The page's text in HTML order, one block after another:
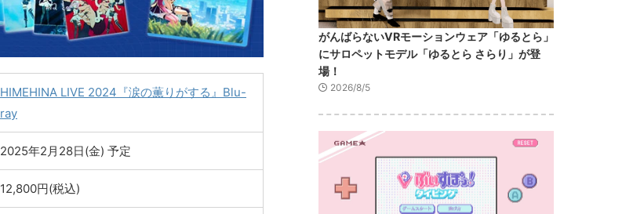
HIMEHINA LIVE 2024『涙の薫りがする』Blu-
ray
2025年2月28日(金) 予定
12,800円(税込)
がんばらないVRモーションウェア「ゆるとら」
にサロペットモデル「ゆるとら さらり」が登
場！
2026/8/5